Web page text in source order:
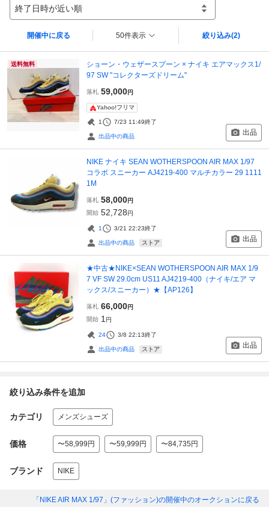
終了日時が近い順
開催中に戻る 50件表示 絞り込み(2)
送料無料
ショーン・ウェザースプーン × ナイキ エアマックス1/
97 SW "コレクターズドリーム"
落札 59,000円
Yahoo!フリマ
1 7/23 11:49終了
出品中の商品 出品
NIKE ナイキ SEAN WOTHERSPOON AIR MAX 1/97
コラボ スニーカー AJ4219-400 マルチカラー 29 1111
1M
落札 58,000円
開始 52,728円
1 3/21 22:23終了
出品中の商品 ストア 出品
★中古★NIKE×SEAN WOTHERSPOON AIR MAX 1/9
7 VF SW 29.0cm US11 AJ4219-400（ナイキ/エア マ
ックス/スニーカー）★【AP126】
落札 66,000円
開始 1 円
24 3/8 22:13終了
出品中の商品 ストア 出品
絞り込み条件を追加
カテゴリ メンズシューズ
価格 〜58,999円 〜59,999円 〜84,735円
ブランド NIKE
「NIKE AIR MAX 1/97」(ファッション)の開催中のオークションに戻る